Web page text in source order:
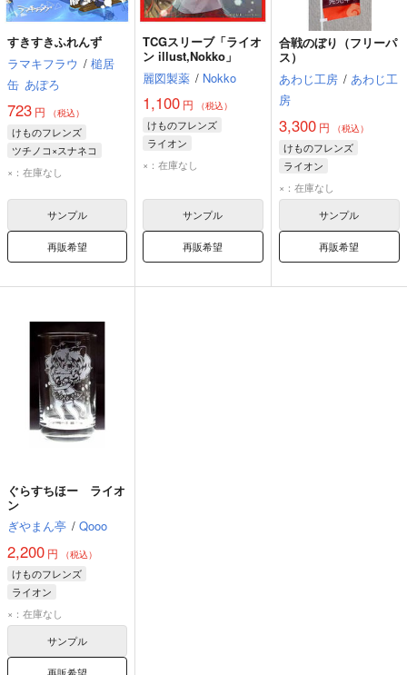
すきすきふれんず
ラマキフラウ / 槌居
缶 あぽろ
723 円 （税込）
けものフレンズ
ツチノコ×スナネコ
ツチノコ
×：在庫なし
サンプル
再販希望
TCGスリーブ「ライオ
ン illust,Nokko」
麗図製薬 / Nokko
1,100 円 （税込）
けものフレンズ
ライオン
×：在庫なし
サンプル
再販希望
合戦のぼり（フリーパ
ス）
あわじ工房 / あわじ工
房
3,300円 （税込）
けものフレンズ
ライオン
オーロックス
アラビアオリックス
×：在庫なし
サンプル
再販希望
ぐらすちほー ライオ
ン
ぎやまん亭 / Qooo
2,200 円 （税込）
けものフレンズ
ライオン
×：在庫なし
サンプル